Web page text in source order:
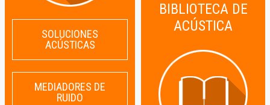
SOLUCIONES
ACÚSTICAS
MEDIADORES DE
RUIDO
BIBLIOTECA DE
ACÚSTICA